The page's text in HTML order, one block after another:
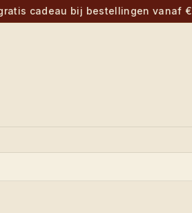
cadeau bij bestellingen vanaf €70